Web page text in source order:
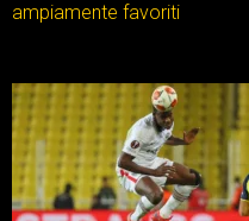
ampiamente favoriti